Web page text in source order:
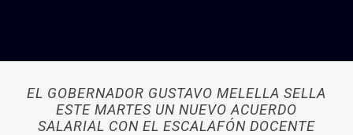
EL GOBERNADOR GUSTAVO MELELLA SELLA
ESTE MARTES UN NUEVO ACUERDO
SALARIAL CON EL ESCALAFÓN DOCENTE